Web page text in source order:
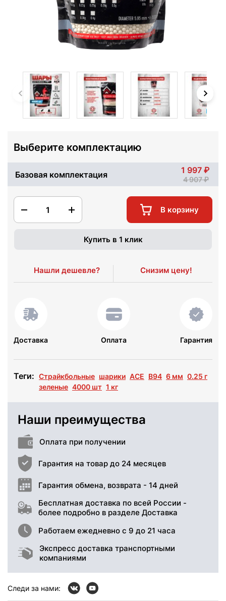
Выберите комплектацию
Базовая комплектация 1 997
4 907
1 В корзину
Купить в 1 клик
Нашли дешевле? Снизим цену!
Доставка Оплата Гарантия
Теги: Страйкбольные шарики ACE B94 6 мм 0.25 г
зеленые 4000 шт 1 кг
Наши преимущества
Оплата при получении
Гарантия на товар до 24 месяцев
Гарантия обмена, возврата - 14 дней
Бесплатная доставка по всей России -
более подробно в разделе Доставка
Работаем ежедневно с 9 до 21 часа
Экспресс доставка транспортными
компаниями
Следи за нами: